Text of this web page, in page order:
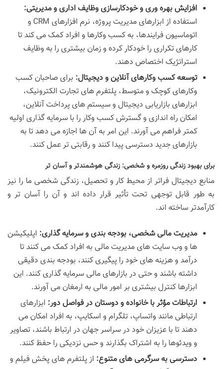
افزایش بهره وری و خودکارسازی وظایف اداری و مدیریتی:
استفاده از ابزارهای مدیریت پروژه، نرم افزارهای CRM و
اتوماسیون فرایندها، به کسب وکارها و افراد کمک می کند تا
کارهای تکراری را خودکار کرده و زمان بیشتری را به وظایف
استراتژیک اختصاص دهند.
توسعه کسب وکارهای آنلاین و دیجیتال: برای صاحبان کسب
وکارهای کوچک و متوسط، پلتفرم های تجارت الکترونیک،
ابزارهای بازاریابی دیجیتال و سیستم های پرداخت آنلاین،
امکان راه اندازی و گسترش کسب وکار را با سرمایه گذاری اولیه
کمتر فراهم می آورند. این امر به آن ها اجازه می دهد تا به
بازارهای جدید دسترسی پیدا کنند و رقابتی تر عمل کنند.
برای بهبود زندگی روزمره و شخصی: زندگی هوشمندتر و آسان تر
منابع دیجیتال فراتر از محیط کار و تحصیل، زندگی شخصی ما را نیز
به طور قابل توجهی تحت تأثیر قرار داده اند و آن را آسان تر و
کارآمدتر ساخته اند.
مدیریت مالی شخصی، بودجه بندی و سرمایه گذاری: اپلیکیشن
ها و وب سایت های مدیریت مالی به افراد کمک می کنند تا
درآمد و هزینه های خود را پیگیری کنند، بودجه بندی دقیقی
داشته باشند و حتی در بازارهای مالی سرمایه گذاری کنند. این
ابزارها کنترل بیشتری بر امور مالی به ارمغان می آورند.
ارتباطات مؤثر با خانواده و دوستان در فواصل دور: ابزارهای
ارتباطی مانند واتساپ، تلگرام و اسکایپ، به افراد امکان می
دهند تا با عزیزان خود در سراسر جهان در ارتباط باشند، تصاویر
و ویدئوها را به اشتراک بگذارند و حس نزدیکی را حفظ کنند.
دسترسی به سرگرمی های متنوع: از پلتفرم های پخش فیلم و